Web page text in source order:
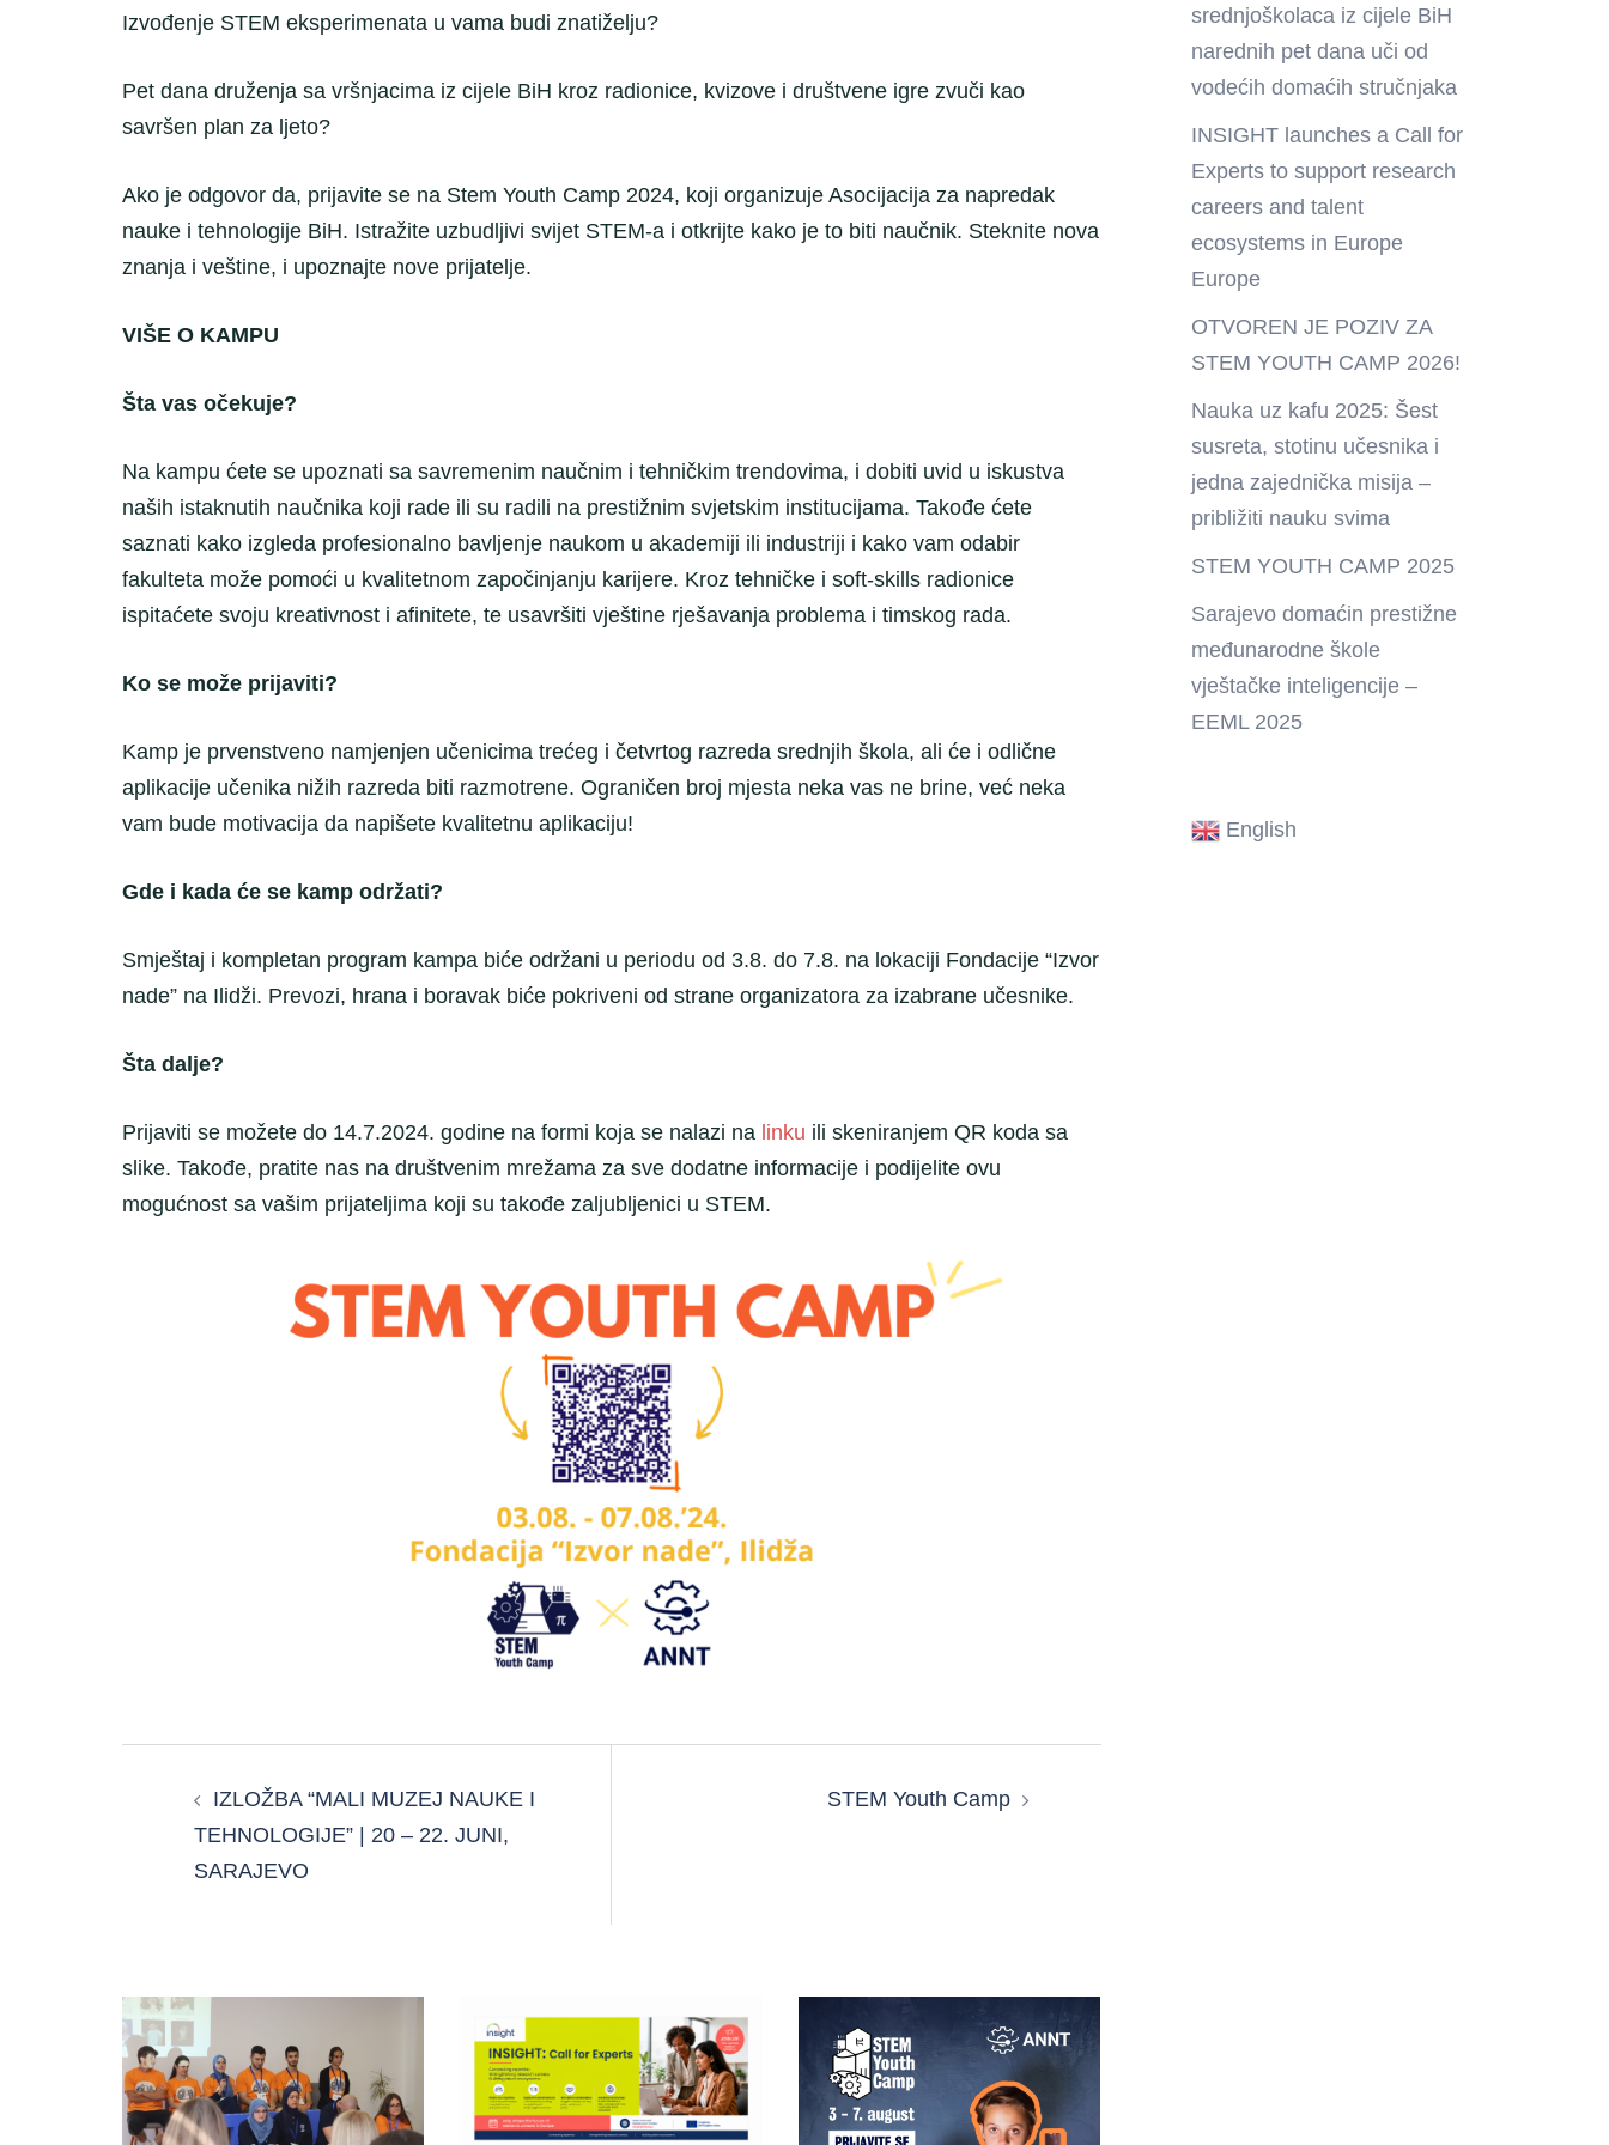
Izvođenje STEM eksperimenata u vama budi znatiželju?
Pet dana druženja sa vršnjacima iz cijele BiH kroz radionice, kvizove i društvene igre zvuči kao
savršen plan za ljeto?
Ako je odgovor da, prijavite se na Stem Youth Camp 2024, koji organizuje Asocijacija za napredak
nauke i tehnologije BiH. Istražite uzbudljivi svijet STEM-a i otkrijte kako je to biti naučnik. Steknite nova
znanja i veštine, i upoznajte nove prijatelje.
VIŠE O KAMPU
Šta vas očekuje?
Na kampu ćete se upoznati sa savremenim naučnim i tehničkim trendovima, i dobiti uvid u iskustva
naših istaknutih naučnika koji rade ili su radili na prestižnim svjetskim institucijama. Takođe ćete
saznati kako izgleda profesionalno bavljenje naukom u akademiji ili industriji i kako vam odabir
fakulteta može pomoći u kvalitetnom započinjanju karijere. Kroz tehničke i soft-skills radionice
ispitaćete svoju kreativnost i afinitete, te usavršiti vještine rješavanja problema i timskog rada.
Ko se može prijaviti?
Kamp je prvenstveno namjenjen učenicima trećeg i četvrtog razreda srednjih škola, ali će i odlične
aplikacije učenika nižih razreda biti razmotrene. Ograničen broj mjesta neka vas ne brine, već neka
vam bude motivacija da napišete kvalitetnu aplikaciju!
Gde i kada će se kamp održati?
Smještaj i kompletan program kampa biće održani u periodu od 3.8. do 7.8. na lokaciji Fondacije “Izvor
nade” na Ilidži. Prevozi, hrana i boravak biće pokriveni od strane organizatora za izabrane učesnike.
Šta dalje?
Prijaviti se možete do 14.7.2024. godine na formi koja se nalazi na linku ili skeniranjem QR koda sa
slike. Takođe, pratite nas na društvenim mrežama za sve dodatne informacije i podijelite ovu
mogućnost sa vašim prijateljima koji su takođe zaljubljenici u STEM.
NAVIGATION
IZLOŽBA “MALI MUZEJ NAUKE I
TEHNOLOGIJE” | 20 – 22. JUNI,
SARAJEVO
STEM Youth Camp
srednjoškolaca iz cijele BiH
narednih pet dana uči od
vodećih domaćih stručnjaka
INSIGHT launches a Call for
Experts to support research
careers and talent
ecosystems in Europe
Europe
OTVOREN JE POZIV ZA
STEM YOUTH CAMP 2026!
Nauka uz kafu 2025: Šest
susreta, stotinu učesnika i
jedna zajednička misija –
približiti nauku svima
STEM YOUTH CAMP 2025
Sarajevo domaćin prestižne
međunarodne škole
vještačke inteligencije –
EEML 2025
English